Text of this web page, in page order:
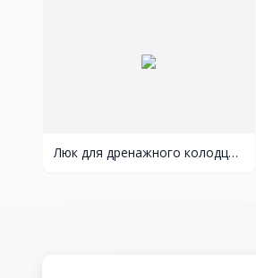
Люк для дренажного колодца 315